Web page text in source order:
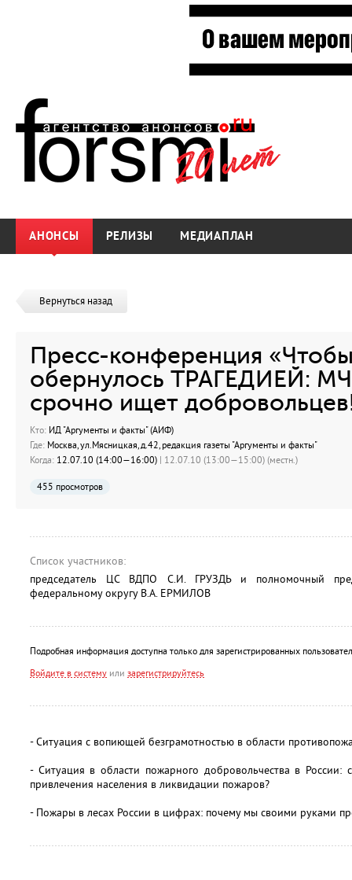
АНОНСЫ РЕЛИЗЫ МЕДИАПЛАН
Вернуться назад
Пресс-конференция
обернулось ТРАГЕДИЕЙ:
срочно ищет
Кто: ИД "Аргументы и факты" (АИФ)
Где: Москва, ул.Мясницкая, д.42, редакция газеты "Аргументы и факты"
Когда: 12.07.10 (14:00—16:00) | 12.07.10 (13:00—15:00) (местн.)
455 просмотров
Список участников:
председатель ЦС ВДПО С.И. ГРУЗДЬ и полномочный
федеральному округу В.А. ЕРМИЛОВ
Подробная информация доступна только для зарегистрированных
Войдите в систему или зарегистрируйтесь
- Ситуация с вопиющей безграмотностью в области
- Ситуация в области пожарного добровольчества в России:
привлечения населения в ликвидации пожаров?
- Пожары в лесах России в цифрах: почему мы своими руками